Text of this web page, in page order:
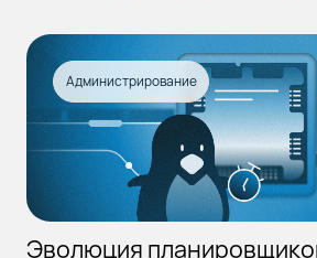
Администрирование
Эволюция